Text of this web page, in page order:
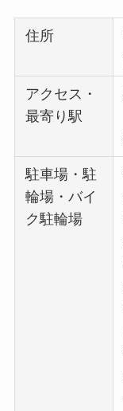
住所
アクセス・
最寄り駅
駐車場・駐
輪場・バイ
ク駐輪場